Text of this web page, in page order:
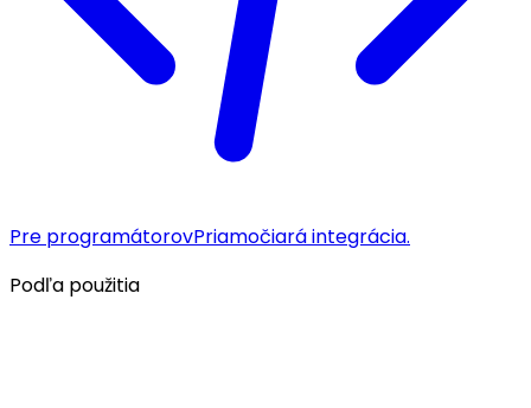
Pre programátorovPriamočiará integrácia.
Podľa použitia